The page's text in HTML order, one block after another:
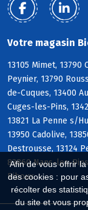
Afin de vous offrir
des cookies : pour
récolter des
du site et vous
Votre magasin
13105 Mimet, 13790
Peynier, 13790
de-Cuques, 13400
Cuges-les-Pins,
13821 La Penne s/
13950 Cadolive,
Destrousse, 13124
83860 Nans-les-
Riboux